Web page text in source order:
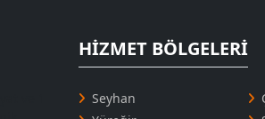
HIZMET BÖLGELERI
Seyhan